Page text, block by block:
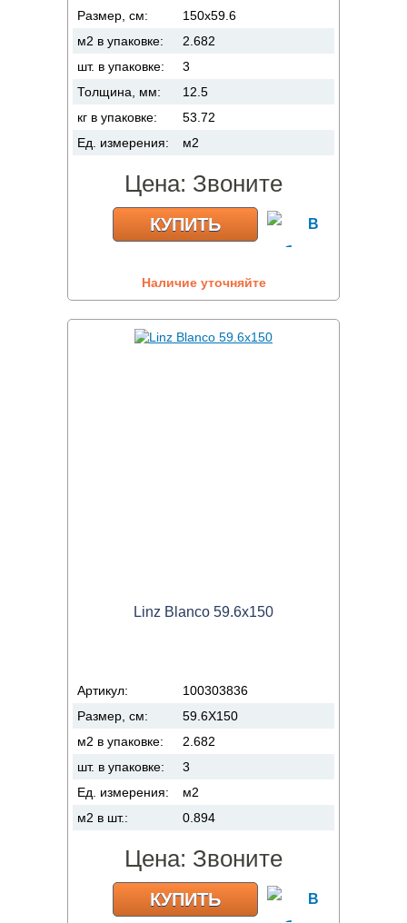
Размер, см:
150x59.6
м2 в упаковке:
2.682
шт. в упаковке:
3
Толщина, мм:
12.5
кг в упаковке:
53.72
Ед. измерения:
м2
Цена: Звоните
КУПИТЬ
Наличие уточняйте
Linz Blanco 59.6x150
Артикул:
100303836
Размер, см:
59.6X150
м2 в упаковке:
2.682
шт. в упаковке:
3
Ед. измерения:
м2
м2 в шт.:
0.894
Цена: Звоните
КУПИТЬ